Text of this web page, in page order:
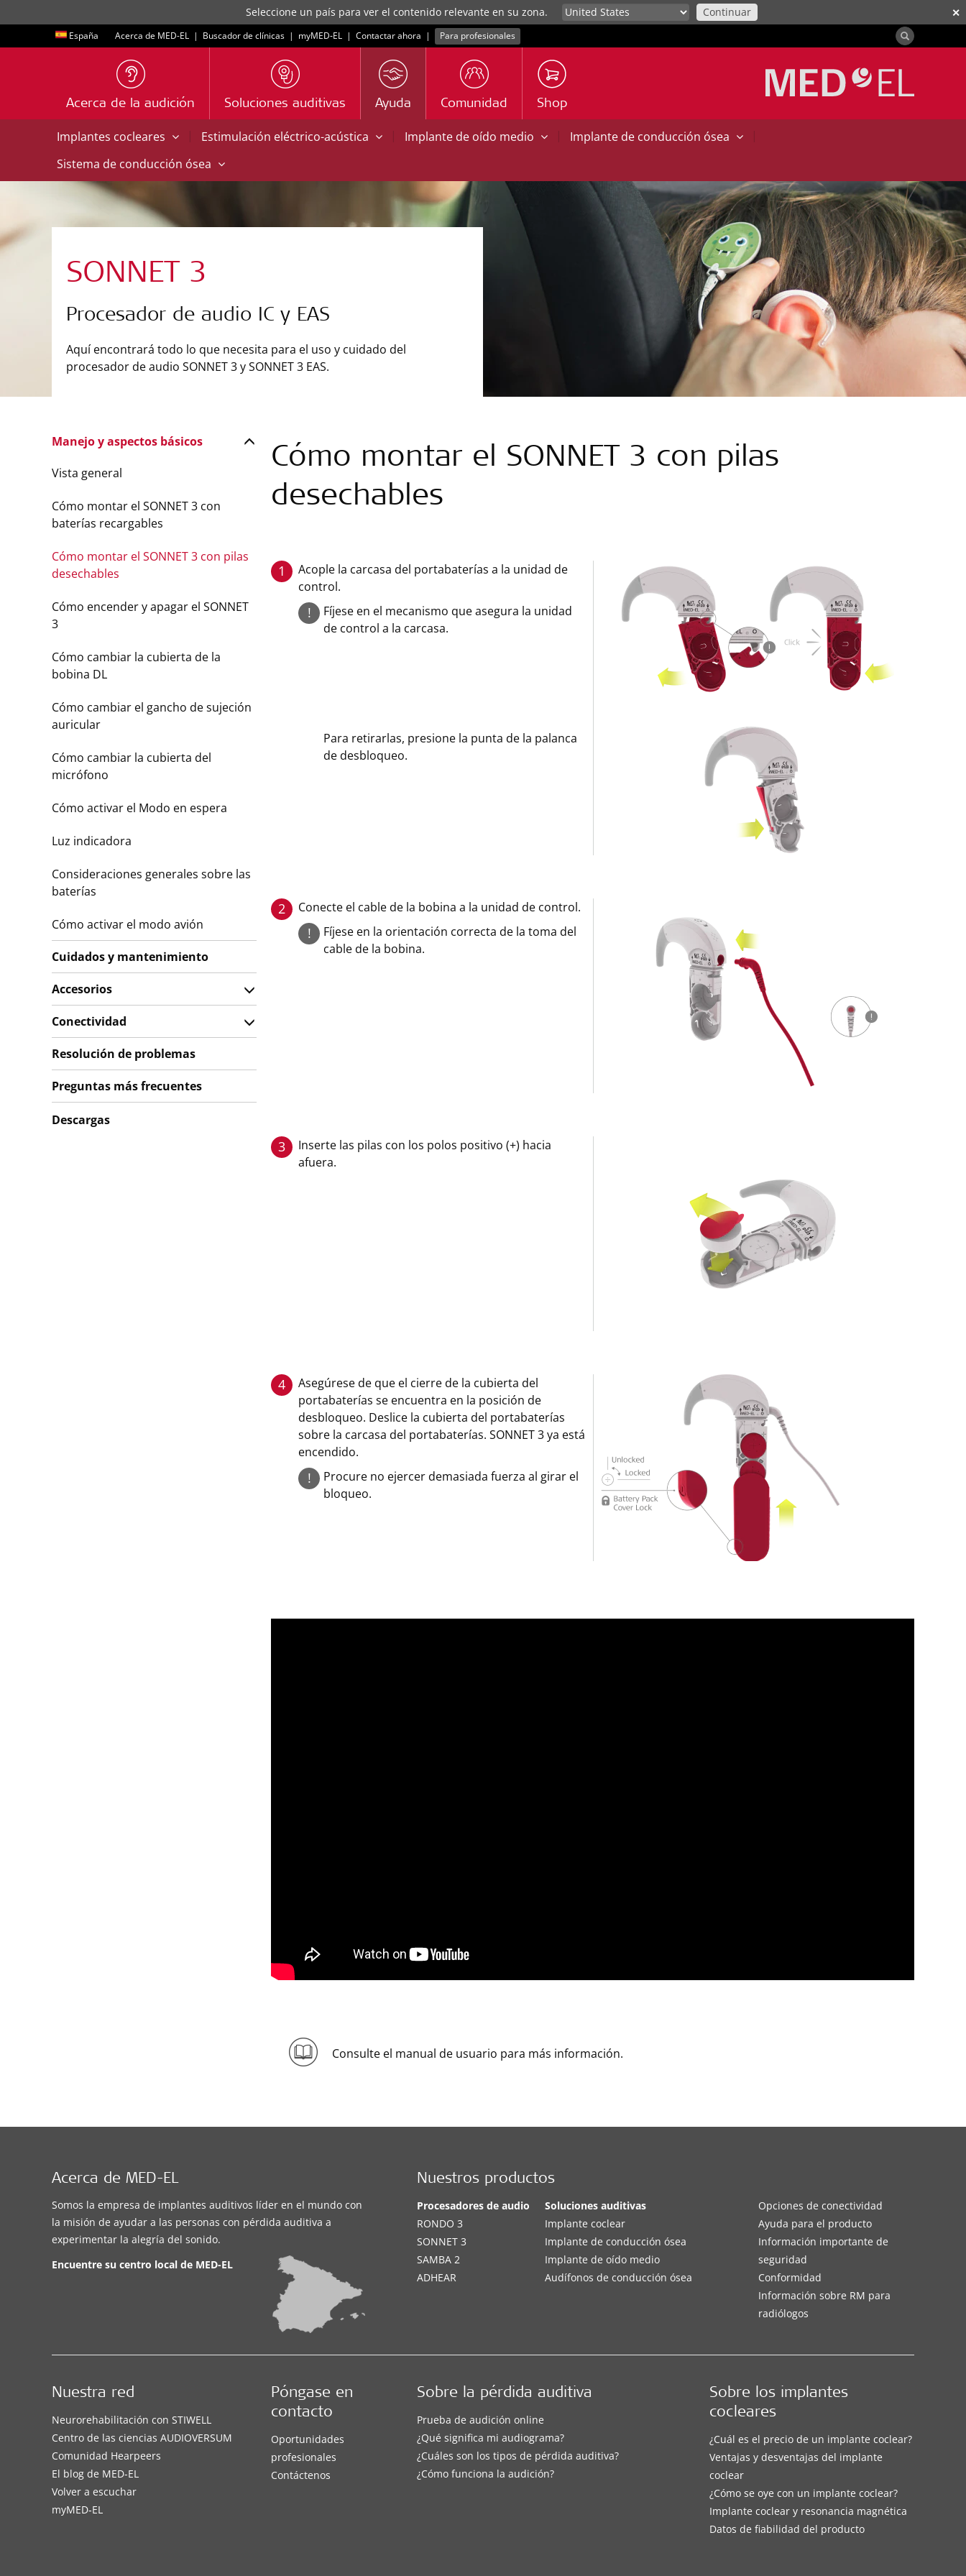
✕
Seleccione un país para ver el contenido relevante en su zona. Continuar
España Acerca de MED-EL | Buscador de clínicas | myMED‑EL | Contactar ahora | Para profesionales
Acerca de la audición Soluciones auditivas Ayuda Comunidad Shop
Implantes cocleares | Estimulación eléctrico-acústica | Implante de oído medio | Implante de conducción ósea
|
Sistema de conducción ósea
SONNET 3
Procesador de audio IC y EAS
Aquí encontrará todo lo que necesita para el uso y cuidado del
procesador de audio SONNET 3 y SONNET 3 EAS.
Cómo montar el SONNET 3 con pilas
desechables
1
Acople la carcasa del portabaterías a la unidad de
control.
!
Fíjese en el mecanismo que asegura la unidad
de control a la carcasa.
Para retirarlas, presione la punta de la palanca
de desbloqueo.
2 Conecte el cable de la bobina a la unidad de control.
!
Fíjese en la orientación correcta de la toma del
cable de la bobina.
3
Inserte las pilas con los polos positivo (+) hacia
afuera.
4
Asegúrese de que el cierre de la cubierta del
portabaterías se encuentra en la posición de
desbloqueo. Deslice la cubierta del portabaterías
sobre la carcasa del portabaterías. SONNET 3 ya está
encendido.
!
Procure no ejercer demasiada fuerza al girar el
bloqueo.
Consulte el manual de usuario para más información.
Manejo y aspectos básicos
Vista general
Cómo montar el SONNET 3 con
baterías recargables
Cómo montar el SONNET 3 con pilas
desechables
Cómo encender y apagar el SONNET
3
Cómo cambiar la cubierta de la
bobina DL
Cómo cambiar el gancho de sujeción
auricular
Cómo cambiar la cubierta del
micrófono
Cómo activar el Modo en espera
Luz indicadora
Consideraciones generales sobre las
baterías
Cómo activar el modo avión
Cuidados y mantenimiento
Accesorios
Conectividad
Resolución de problemas
Preguntas más frecuentes
Descargas
Acerca de MED-EL
Somos la empresa de implantes auditivos líder en el mundo con
la misión de ayudar a las personas con pérdida auditiva a
experimentar la alegría del sonido.
Encuentre su centro local de MED-EL
Nuestros productos
Procesadores de audio
RONDO 3
SONNET 3
SAMBA 2
ADHEAR
Soluciones auditivas
Implante coclear
Implante de conducción ósea
Implante de oído medio
Audífonos de conducción ósea
Opciones de conectividad
Ayuda para el producto
Información importante de
seguridad
Conformidad
Información sobre RM para
radiólogos
Sobre la pérdida auditiva
Prueba de audición online
¿Qué significa mi audiograma?
¿Cuáles son los tipos de pérdida auditiva?
¿Cómo funciona la audición?
Sobre los implantes
cocleares
¿Cuál es el precio de un implante coclear?
Ventajas y desventajas del implante
coclear
¿Cómo se oye con un implante coclear?
Implante coclear y resonancia magnética
Datos de fiabilidad del producto
Nuestra red
Neurorehabilitación con STIWELL
Centro de las ciencias AUDIOVERSUM
Comunidad Hearpeers
El blog de MED-EL
Volver a escuchar
myMED‑EL
Póngase en
contacto
Oportunidades
profesionales
Contáctenos